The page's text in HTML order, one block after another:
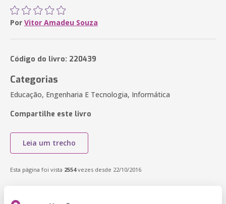
Por Vitor Amadeu Souza
Código do livro: 220439
Categorias
Educação, Engenharia E Tecnologia, Informática
Compartilhe este livro
Leia um trecho
Esta página foi vista 2554vezes desde 22/10/2016